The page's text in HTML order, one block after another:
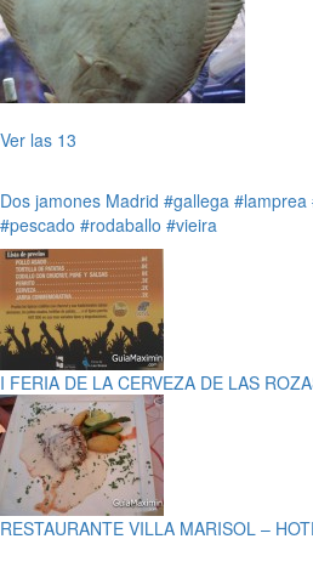
Ver las 13
Dos jamones Madrid #gallega #lamprea
#pescado #rodaballo #vieira
I FERIA DE LA CERVEZA DE LAS
RESTAURANTE VILLA MARISOL –